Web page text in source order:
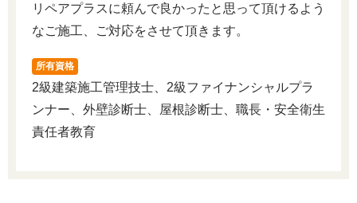
リペアプラスに頼んで良かったと思って頂けるよう
なご施工、ご対応をさせて頂きます。
所有資格
2級建築施工管理技士、2級ファイナンシャルプラ
ンナー、外壁診断士、屋根診断士、職長・安全衛生
責任者教育